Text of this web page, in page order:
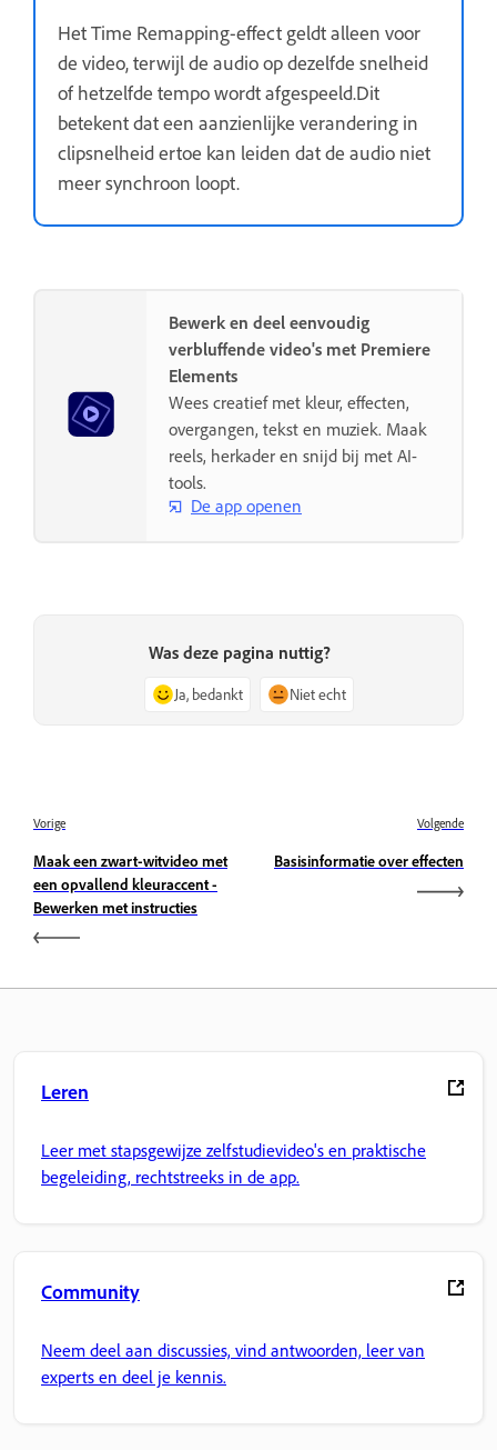
Het Time Remapping-effect geldt alleen voor
de video, terwijl de audio op dezelfde snelheid
of hetzelfde tempo wordt afgespeeld.Dit
betekent dat een aanzienlijke verandering in
clipsnelheid ertoe kan leiden dat de audio niet
meer synchroon loopt.
Bewerk en deel eenvoudig
verbluffende video's met Premiere
Elements
Wees creatief met kleur, effecten,
overgangen, tekst en muziek. Maak
reels, herkader en snijd bij met AI-
tools.
De app openen
Was deze pagina nuttig?
Ja, bedankt Niet echt
Vorige
Maak een zwart-witvideo met
een opvallend kleuraccent -
Bewerken met instructies
Volgende
Basisinformatie over effecten
Leren
Leer met stapsgewijze zelfstudievideo's en praktische
begeleiding, rechtstreeks in de app.
Community
Neem deel aan discussies, vind antwoorden, leer van
experts en deel je kennis.